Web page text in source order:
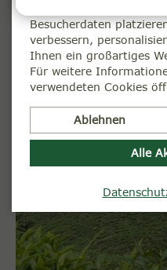
Besucherdaten
verbessern,
Ihnen ein großartiges
Für weitere
verwendeten Cookies
Ablehnen
Alle